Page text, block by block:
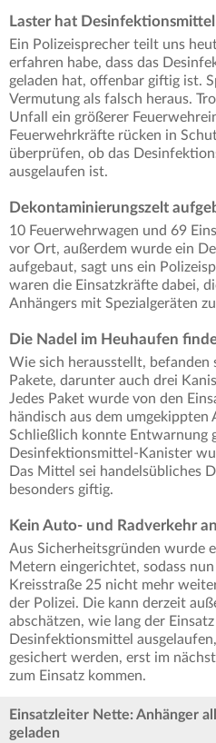
Laster hat
Ein Polizeisprecher teilt uns
erfahren habe, dass das
geladen hat, offenbar giftig ist.
Vermutung als falsch heraus.
Unfall ein größerer
Feuerwehrkräfte rücken in
überprüfen, ob das
ausgelaufen ist.
Dekontaminierungszelt
10 Feuerwehrwagen und 69
vor Ort, außerdem wurde ein
aufgebaut, sagt uns ein
waren die Einsatzkräfte dabei,
Anhängers mit Spezialgeräten
Die Nadel im Heuhaufen
Wie sich herausstellt, befanden
Pakete, darunter auch drei
Jedes Paket wurde von den
händisch aus dem umgekippten
Schließlich konnte Entwarnung
Desinfektionsmittel-Kanister
Das Mittel sei handelsübliches
besonders giftig.
Kein Auto- und Radverkehr
Aus Sicherheitsgründen wurde
Metern eingerichtet, sodass
Kreisstraße 25 nicht mehr
der Polizei. Die kann derzeit
abschätzen, wie lang der
Desinfektionsmittel
gesichert werden, erst im
zum Einsatz kommen.
Einsatzleiter Nette: Anhänger
geladen